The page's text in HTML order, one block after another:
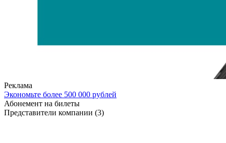
Реклама
Экономьте более 500 000 рублей
Абонемент на билеты
Представители компании (3)